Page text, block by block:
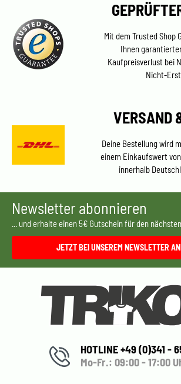
Mit dem Trusted Shop
Ihnen
Kaufpreisverlust bei
Nicht-
VERSAND
Deine Bestellung wird
einem Einkaufswert
innerhalb
Newsletter abonnieren
... und erhalte einen 5€ Gutschein für den
JETZT BEI UNSEREM NEWSLETTER
HOTLINE +49 (0)341 -
Mo-Fr.: 09:00 - 17:00